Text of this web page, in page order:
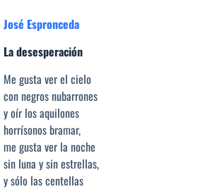
José Espronceda
La desesperación
Me gusta ver el cielo
con negros nubarrones
y oír los aquilones
horrísonos bramar,
me gusta ver la noche
sin luna y sin estrellas,
y sólo las centellas